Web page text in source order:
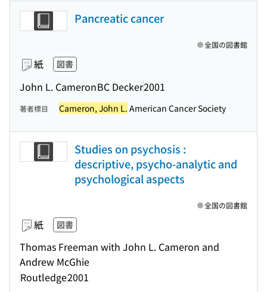
Pancreatic cancer
紙 図書
John L. CameronBC Decker2001
全国の図書館
著者標目 Cameron, John L. American Cancer Society
Studies on psychosis :
descriptive, psycho-analytic and
psychological aspects
紙 図書
Thomas Freeman with John L. Cameron and
Andrew McGhie
Routledge2001
全国の図書館